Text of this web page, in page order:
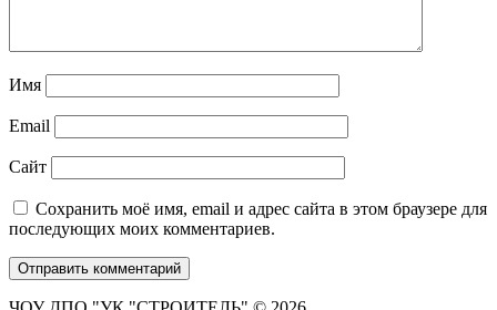
Имя
Email
Сайт
Сохранить моё имя, email и адрес сайта в этом браузере для
последующих моих комментариев.